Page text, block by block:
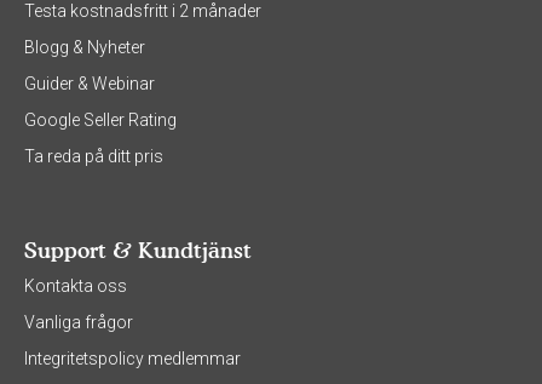
Testa kostnadsfritt i 2 månader
Blogg & Nyheter
Guider & Webinar
Google Seller Rating
Ta reda på ditt pris
Support & Kundtjänst
Kontakta oss
Vanliga frågor
Integritetspolicy medlemmar